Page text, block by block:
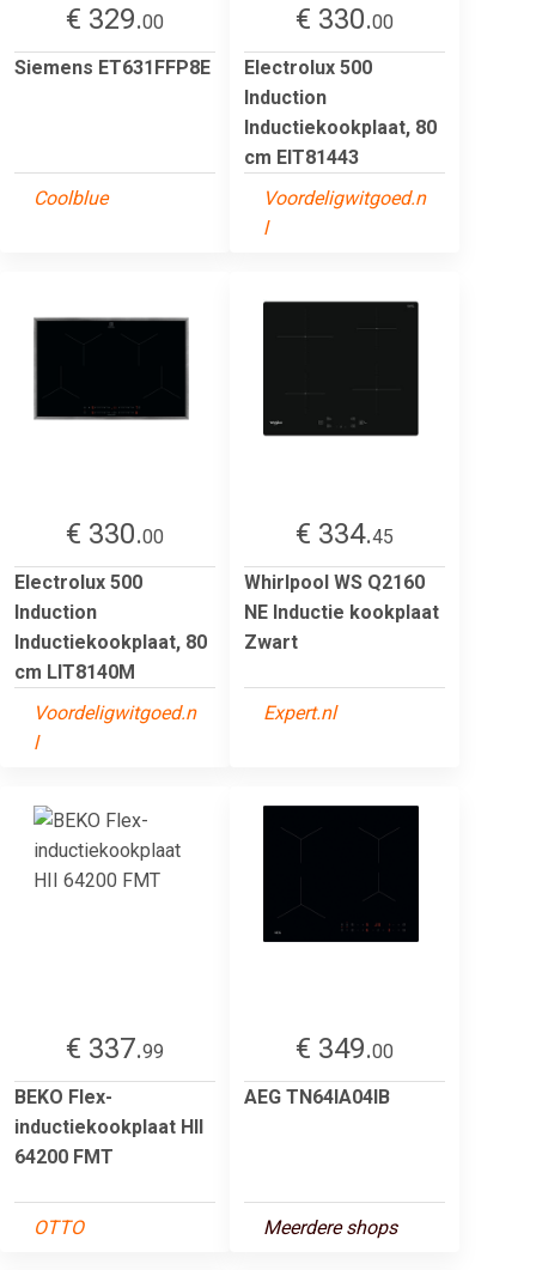
€ 329.00
Siemens ET631FFP8E
Coolblue
€ 330.00
Electrolux 500
Induction
Inductiekookplaat, 80
cm EIT81443
Voordeligwitgoed.n
l
€ 330.00
Electrolux 500
Induction
Inductiekookplaat, 80
cm LIT8140M
Voordeligwitgoed.n
l
€ 334.45
Whirlpool WS Q2160
NE Inductie kookplaat
Zwart
Expert.nl
€ 337.99
BEKO Flex-
inductiekookplaat HII
64200 FMT
OTTO
€ 349.00
AEG TN64IA04IB
Meerdere shops